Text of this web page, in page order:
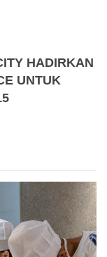
HADIRKAN
UNTUK